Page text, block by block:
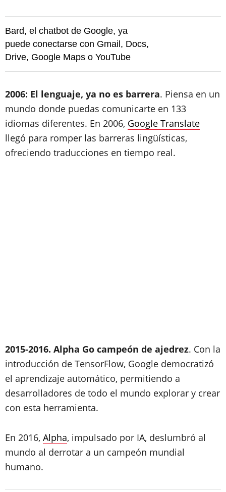
Bard, el chatbot de Google, ya
puede conectarse con Gmail, Docs,
Drive, Google Maps o YouTube
2006: El lenguaje, ya no es barrera. Piensa en un
mundo donde puedas comunicarte en 133
idiomas diferentes. En 2006, Google Translate
llegó para romper las barreras lingüísticas,
ofreciendo traducciones en tiempo real.
2015-2016. Alpha Go campeón de ajedrez. Con la
introducción de TensorFlow, Google democratizó
el aprendizaje automático, permitiendo a
desarrolladores de todo el mundo explorar y crear
con esta herramienta.
En 2016, Alpha, impulsado por IA, deslumbró al
mundo al derrotar a un campeón mundial
humano.